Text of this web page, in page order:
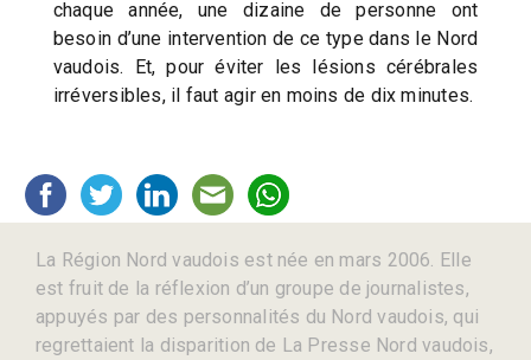
chaque année, une dizaine de personne ont
besoin d’une intervention de ce type dans le Nord
vaudois. Et, pour éviter les lésions cérébrales
irréversibles, il faut agir en moins de dix minutes.
La Région Nord vaudois est née en mars 2006. Elle
est fruit de la réflexion d’un groupe de journalistes,
appuyés par des personnalités du Nord vaudois, qui
regrettaient la disparition de La Presse Nord vaudois,